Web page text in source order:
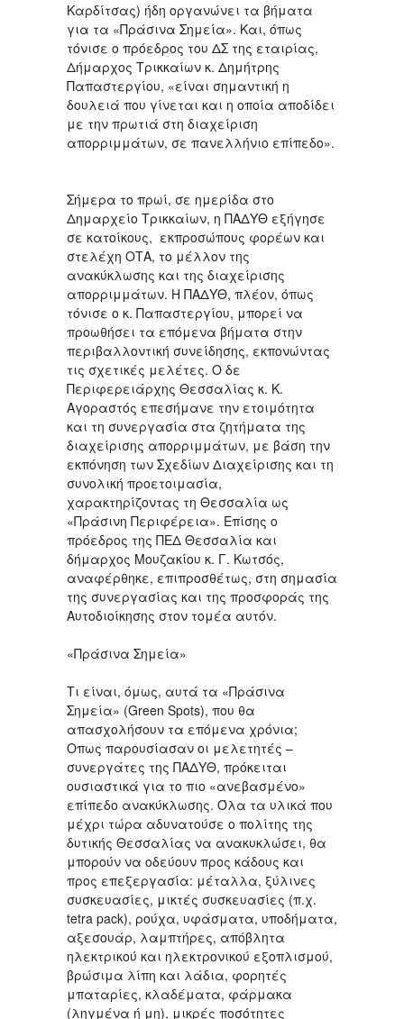
Καρδίτσας) ήδη οργανώνει τα βήματα
για τα «Πράσινα Σημεία». Και, όπως
τόνισε ο πρόεδρος του ΔΣ της εταιρίας,
Δήμαρχος Τρικκαίων κ. Δημήτρης
Παπαστεργίου, «είναι σημαντική η
δουλειά που γίνεται και η οποία αποδίδει
με την πρωτιά στη διαχείριση
απορριμμάτων, σε πανελλήνιο επίπεδο».
Σήμερα το πρωί, σε ημερίδα στο
Δημαρχείο Τρικκαίων, η ΠΑΔΥΘ εξήγησε
σε κατοίκους, εκπροσώπους φορέων και
στελέχη ΟΤΑ, το μέλλον της
ανακύκλωσης και της διαχείρισης
απορριμμάτων. Η ΠΑΔΥΘ, πλέον, όπως
τόνισε ο κ. Παπαστεργίου, μπορεί να
προωθήσει τα επόμενα βήματα στην
περιβαλλοντική συνείδησης, εκπονώντας
τις σχετικές μελέτες. Ο δε
Περιφερειάρχης Θεσσαλίας κ. Κ.
Αγοραστός επεσήμανε την ετοιμότητα
και τη συνεργασία στα ζητήματα της
διαχείρισης απορριμμάτων, με βάση την
εκπόνηση των Σχεδίων Διαχείρισης και τη
συνολική προετοιμασία,
χαρακτηρίζοντας τη Θεσσαλία ως
«Πράσινη Περιφέρεια». Επίσης ο
πρόεδρος της ΠΕΔ Θεσσαλία και
δήμαρχος Μουζακίου κ. Γ. Κωτσός,
αναφέρθηκε, επιπροσθέτως, στη σημασία
της συνεργασίας και της προσφοράς της
Αυτοδιοίκησης στον τομέα αυτόν.
«Πράσινα Σημεία»
Τι είναι, όμως, αυτά τα «Πράσινα
Σημεία» (Green Spots), που θα
απασχολήσουν τα επόμενα χρόνια;
Οπως παρουσίασαν οι μελετητές –
συνεργάτες της ΠΑΔΥΘ, πρόκειται
ουσιαστικά για το πιο «ανεβασμένο»
επίπεδο ανακύκλωσης. Όλα τα υλικά που
μέχρι τώρα αδυνατούσε ο πολίτης της
δυτικής Θεσσαλίας να ανακυκλώσει, θα
μπορούν να οδεύουν προς κάδους και
προς επεξεργασία: μέταλλα, ξύλινες
συσκευασίες, μικτές συσκευασίες (π.χ.
tetra pack), ρούχα, υφάσματα, υποδήματα,
αξεσουάρ, λαμπτήρες, απόβλητα
ηλεκτρικού και ηλεκτρονικού εξοπλισμού,
βρώσιμα λίπη και λάδια, φορητές
μπαταρίες, κλαδέματα, φάρμακα
(ληγμένα ή μη), μικρές ποσότητες